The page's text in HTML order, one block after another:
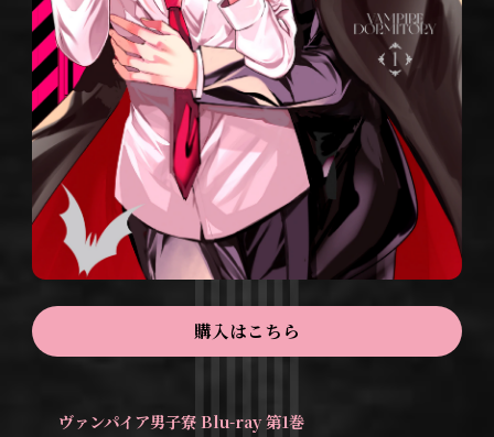
購入はこちら
ヴァンパイア男子寮 Blu-ray 第1巻